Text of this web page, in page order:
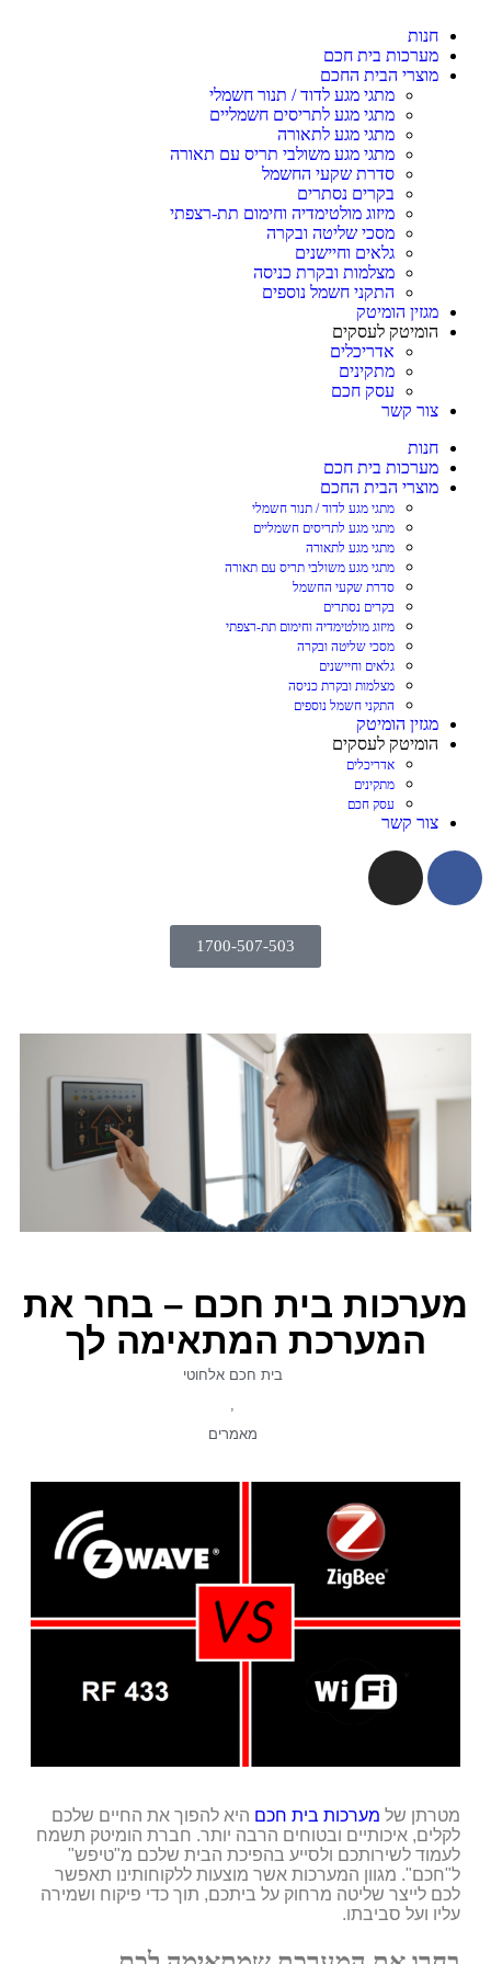
חנות
מערכות בית חכם
מוצרי הבית החכם
מתגי מגע לדוד / תנור חשמלי
מתגי מגע לתריסים חשמליים
מתגי מגע לתאורה
מתגי מגע משולבי תריס עם תאורה
סדרת שקעי החשמל
בקרים נסתרים
מיזוג מולטימדיה וחימום תת-רצפתי
מסכי שליטה ובקרה
גלאים וחיישנים
מצלמות ובקרת כניסה
התקני חשמל נוספים
מגזין הומיטק
הומיטק לעסקים
אדריכלים
מתקינים
עסק חכם
צור קשר
חנות
מערכות בית חכם
מוצרי הבית החכם
מתגי מגע לדוד / תנור חשמלי
מתגי מגע לתריסים חשמליים
מתגי מגע לתאורה
מתגי מגע משולבי תריס עם תאורה
סדרת שקעי החשמל
בקרים נסתרים
מיזוג מולטימדיה וחימום תת-רצפתי
מסכי שליטה ובקרה
גלאים וחיישנים
מצלמות ובקרת כניסה
התקני חשמל נוספים
מגזין הומיטק
הומיטק לעסקים
אדריכלים
מתקינים
עסק חכם
צור קשר
1700-507-503
מערכות בית חכם – בחר את
המערכת המתאימה לך
בית חכם אלחוטי
מאמרים
מטרתן של מערכות בית חכם היא להפוך את החיים שלכם
לקלים, איכותיים ובטוחים הרבה יותר. חברת הומיטק תשמח
לעמוד לשירותכם ולסייע בהפיכת הבית שלכם מ"טיפש"
ל"חכם". מגוון המערכות אשר מוצעות ללקוחותינו תאפשר
לכם לייצר שליטה מרחוק על ביתכם, תוך כדי פיקוח ושמירה
עליו ועל סביבתו.